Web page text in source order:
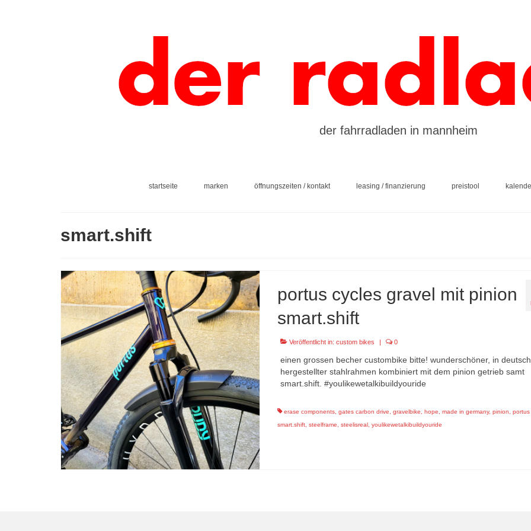
der fahrradladen in mannheim
startseite marken öffnungszeiten / kontakt leasing / finanzierung preistool
smart.shift
portus cycles gravel mit pinion
smart.shift
Veröffentlicht in: custom bikes | 0
einen grossen becher custombike bitte! wunderschöner, in
hergestellter stahlrahmen kombiniert mit dem pinion getrieb samt
smart.shift. #youlikewetalkibuildyouride
erase components, gates carbon drive gravelbike hope made in germany, pinion portus
smart.shift, steelframe steelisreal, youlikewetalkibuildyouride